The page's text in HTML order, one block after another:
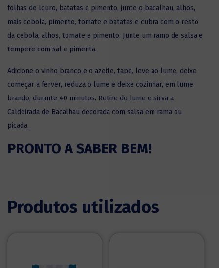
folhas de louro, batatas e pimento, junte o bacalhau, alhos,
mais cebola, pimento, tomate e batatas e cubra com o resto
da cebola, alhos, tomate e pimento. Junte um ramo de salsa e
tempere com sal e pimenta.
Adicione o vinho branco e o azeite, tape, leve ao lume, deixe
começar a ferver, reduza o lume e deixe cozinhar, em lume
brando, durante 40 minutos. Retire do lume e sirva a
Caldeirada de Bacalhau decorada com salsa em rama ou
picada.
PRONTO A SABER BEM!
Produtos utilizados